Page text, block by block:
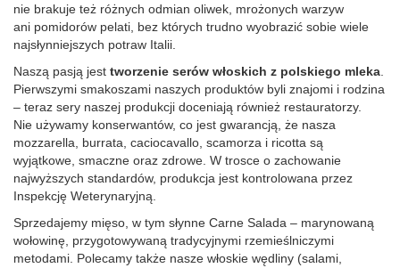
nie brakuje też różnych odmian oliwek, mrożonych warzyw
ani pomidorów pelati, bez których trudno wyobrazić sobie wiele
najsłynniejszych potraw Italii.
Naszą pasją jest tworzenie serów włoskich z polskiego mleka
Pierwszymi smakoszami naszych produktów byli znajomi i rodzina
– teraz sery naszej produkcji doceniają również restauratorzy.
Nie używamy konserwantów, co jest gwarancją, że nasza
mozzarella, burrata, caciocavallo, scamorza i ricotta są
wyjątkowe, smaczne oraz zdrowe. W trosce o zachowanie
najwyższych standardów, produkcja jest kontrolowana przez
Inspekcję Weterynaryjną.
Sprzedajemy mięso, w tym słynne Carne Salada – marynowaną
wołowinę, przygotowywaną tradycyjnymi rzemieślniczymi
metodami. Polecamy także nasze włoskie wędliny (salami,